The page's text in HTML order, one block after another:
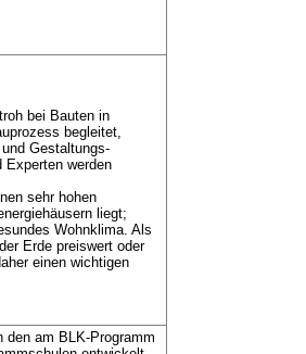
bei Bauten in
begleitet,
Gestaltungs-
werden
sehr hohen
liegt;
Wohnklima. Als
Erde preiswert oder
einen wichtigen
den am BLK-Programm